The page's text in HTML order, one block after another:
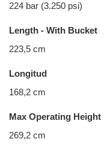
224 bar (3.250 psi)
Length - With Bucket
223,5 cm
Longitud
168,2 cm
Max Operating Height
269,2 cm